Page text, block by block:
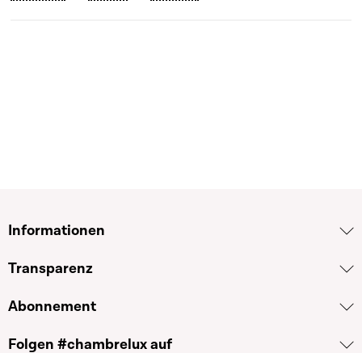
Informationen
Transparenz
Abonnement
Folgen #chambrelux auf